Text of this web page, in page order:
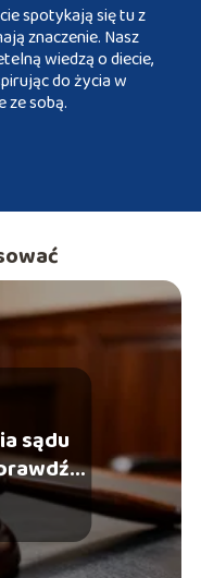
spotykają się tu z
znaczenie. Nasz
wiedzą o diecie,
do życia w
ze sobą.
sądu